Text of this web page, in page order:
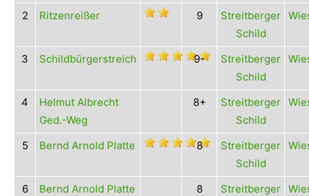
2 Ritzenreißer 9
Streitberger
Schild
3 Schildbürgerstreich 9-
Streitberger
Schild
4
Helmut Albrecht
Ged.-Weg
8+
Streitberger
Schild
5 Bernd Arnold Platte 8
Streitberger
Schild
6
Bernd Arnold Platte
8
Streitberger